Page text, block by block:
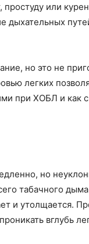
или
дыхательных
но это не
легких
при ХОБЛ и как
но
табачного дыма
и утолщается.
вглубь